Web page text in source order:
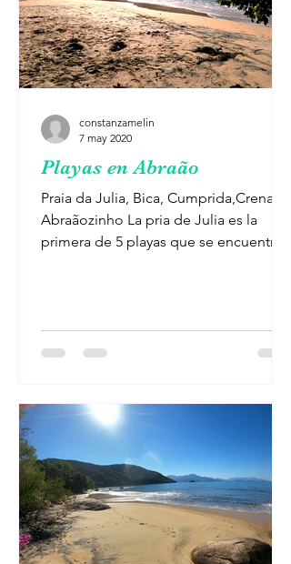
Playas en Abraão
Praia da Julia, Bica, Cumprida,Crena,
Abraãozinho La pria de Julia es la
primera de 5 playas que se encuentran
constanzamelin
7 may 2020